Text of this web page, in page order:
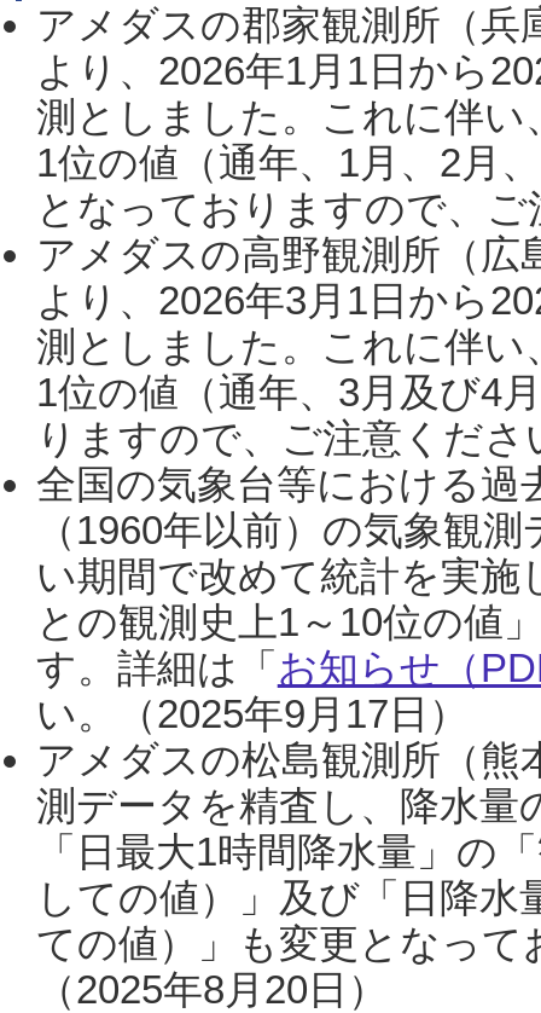
アメダスの郡家観測所（
より、2026年1月1日から
測としました。これに伴い
1位の値（通年、1月、2月
となっておりますので、
アメダスの高野観測所（
より、2026年3月1日から
測としました。これに伴い
1位の値（通年、3月及び4
りますので、ご注意くだ
全国の気象台等における過
（1960年以前）の気象観
い期間で改めて統計を実
との観測史上1～10位の値
す。詳細は「 お知らせ（
い。（2025年9月17日）
アメダスの松島観測所（熊
測データを精査し、降水
「日最大1時間降水量」の
しての値）」及び「日降
ての値）」も変更となっ
（2025年8月20日）